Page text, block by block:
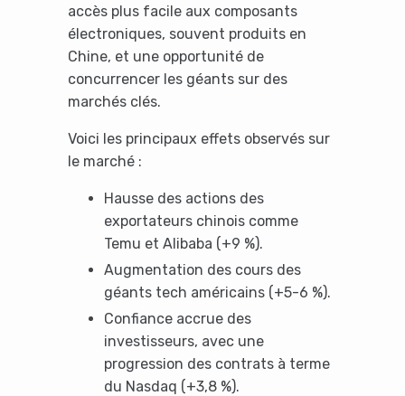
accès plus facile aux composants
électroniques, souvent produits en
Chine, et une opportunité de
concurrencer les géants sur des
marchés clés.
Voici les principaux effets observés sur
le marché :
Hausse des actions des
exportateurs chinois comme
Temu et Alibaba (+9 %).
Augmentation des cours des
géants tech américains (+5-6 %).
Confiance accrue des
investisseurs, avec une
progression des contrats à terme
du Nasdaq (+3,8 %).